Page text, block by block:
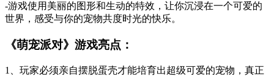
-游戏使用美丽的图形和生动的特效，让你沉浸在一个可爱的
世界，感受与你的宠物共度时光的快乐。
《萌宠派对》游戏亮点：
1、玩家必须亲自摆脱蛋壳才能培育出超级可爱的宠物，真正